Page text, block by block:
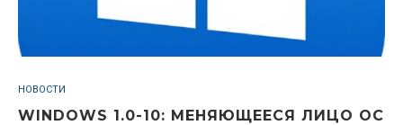
НОВОСТИ
WINDOWS 1.0-10: МЕНЯЮЩЕЕСЯ ЛИЦО ОС